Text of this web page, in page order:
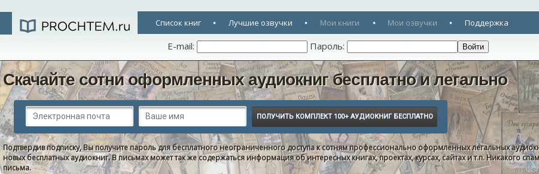
Список книг Лучшие озвучки Мои книги Мои озвучки Поддержка
E-mail: Пароль:
Скачайте сотни оформленных аудиокниг бесплатно и легально
Подтвердив подписку, Вы получите пароль для бесплатного неограниченного доступа к сотням профессионально оформленных легальных
новых бесплатных аудиокниг. В письмах может так же содержаться информация об интересных книгах, проектах, курсах, сайтах и т.п. Никакого
письма.